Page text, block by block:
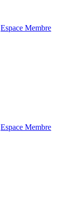
Espace Membre
Espace Membre